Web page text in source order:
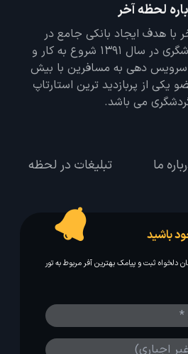
لحظه آخر
هدف ایجاد بانکی جامع در
تمامی زمینه های گردشگری در سال 1391 شروع به کار و
12 سال سرویس دهی به مسافرین با بیش
یکی از پربازدید ترین استارتاپ
می باشد.
ما تبلیغات در لحظه
باشید
دلخواه ثبت و پیامک بهترین آفر مربوط به تور